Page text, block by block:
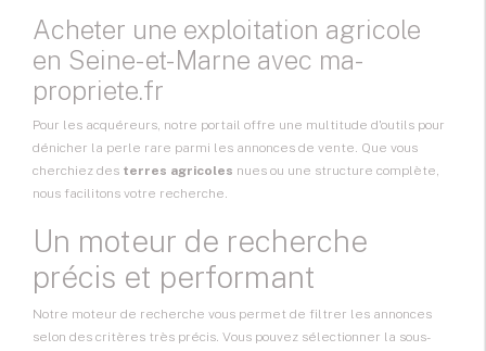
Acheter une exploitation agricole
en Seine-et-Marne avec ma-
propriete.fr
Pour les acquéreurs, notre portail offre une multitude d'outils pour
dénicher la perle rare parmi les annonces de vente. Que vous
cherchiez des terres agricoles nues ou une structure complète,
nous facilitons votre recherche.
Un moteur de recherche
précis et performant
Notre moteur de recherche vous permet de filtrer les annonces
selon des critères très précis. Vous pouvez sélectionner la sous-